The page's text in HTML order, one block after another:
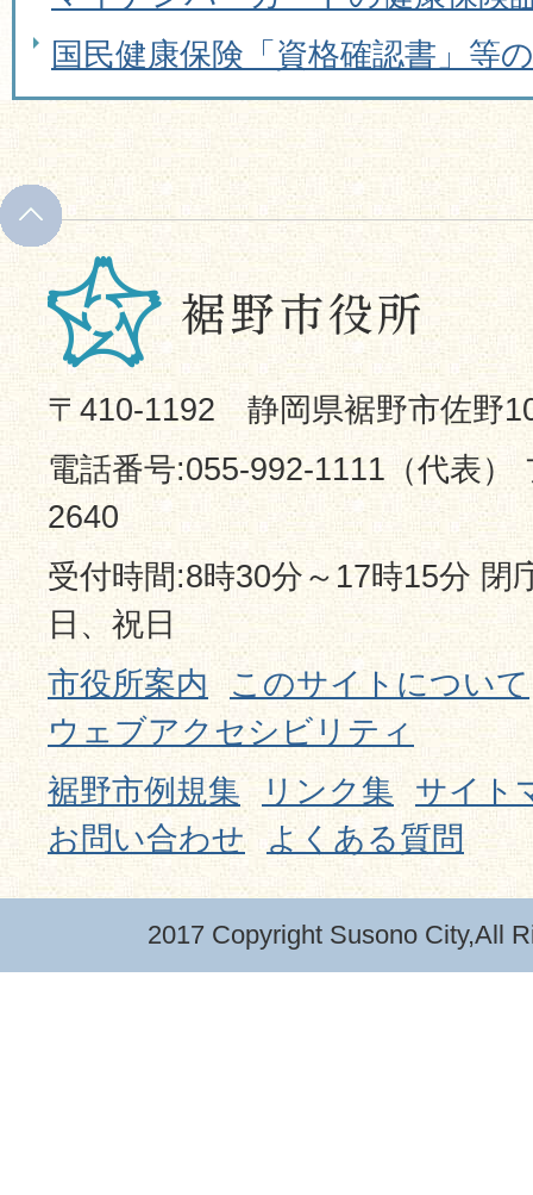
国民健康保険「資格確認書」等
〒410-1192 静岡県裾野市佐野
電話番号:055-992-1111（代表）
2640
受付時間:8時30分～17時15分 閉
日、祝日
市役所案内
このサイトについて
ウェブアクセシビリティ
裾野市例規集
リンク集
サイト
お問い合わせ
よくある質問
2017 Copyright Susono City,All